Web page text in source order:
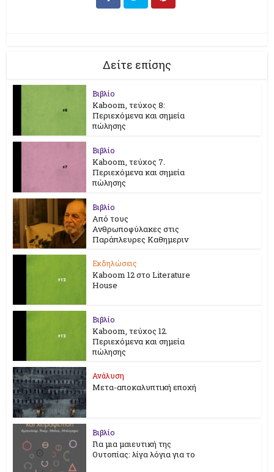
Δείτε επίσης
Βιβλίο
Kaboom, τεύχος 8:
Περιεχόμενα και σημεία
πώλησης
Βιβλίο
Kaboom, τεύχος 7.
Περιεχόμενα και σημεία
πώλησης
Βιβλίο
Από τους
Ανθρωποφύλακες στις
Παράπλευρες Καθημεριν
Εκδηλώσεις
Kaboom 12 στο Literature
House
Βιβλίο
Kaboom, τεύχος 12.
Περιεχόμενα και σημεία
πώλησης
Ανάλυση
Μετα-αποκαλυπτική εποχή
Βιβλίο
Για μια μαιευτική της
Ουτοπίας: λίγα λόγια για το